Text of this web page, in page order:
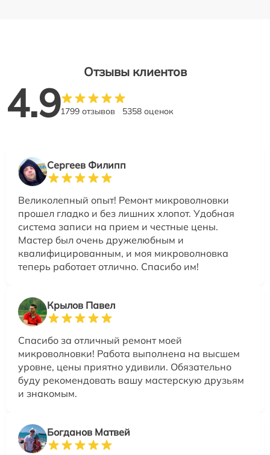
Отзывы клиентов
4.91799 отзывов 5358 оценок
Сергеев Филипп
Великолепный опыт! Ремонт микроволновки
прошел гладко и без лишних хлопот. Удобная
система записи на прием и честные цены.
Мастер был очень дружелюбным и
квалифицированным, и моя микроволновка
теперь работает отлично. Спасибо им!
Крылов Павел
Спасибо за отличный ремонт моей
микроволновки! Работа выполнена на высшем
уровне, цены приятно удивили. Обязательно
буду рекомендовать вашу мастерскую друзьям
и знакомым.
Богданов Матвей